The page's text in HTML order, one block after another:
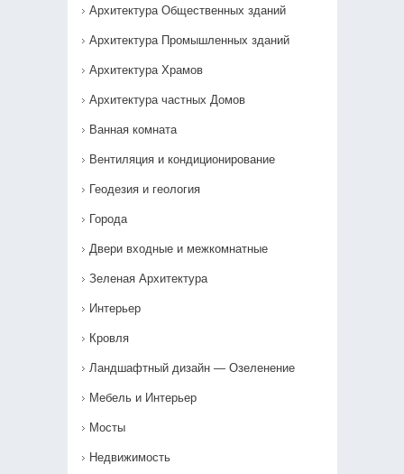
Архитектура Общественных зданий
Архитектура Промышленных зданий
Архитектура Храмов
Архитектура частных Домов
Ванная комната
Вентиляция и кондиционирование
Геодезия и геология
Города
Двери входные и межкомнатные
Зеленая Архитектура
Интерьер
Кровля
Ландшафтный дизайн — Озеленение‎
Мебель и Интерьер
Мосты
Недвижимость